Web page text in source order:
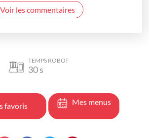
Voir les commentaires
TEMPS ROBOT
30s
favoris Mes menus